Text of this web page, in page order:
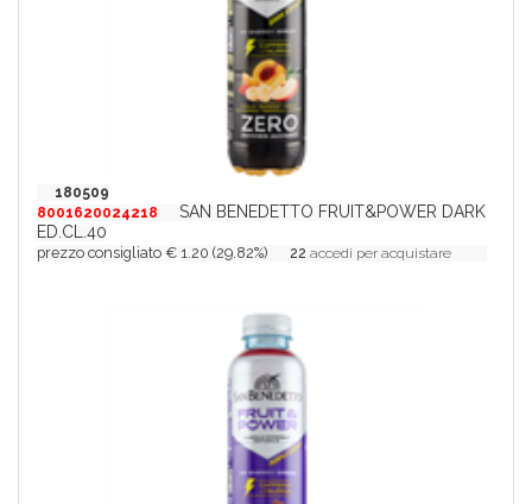
180509
8001620024218
SAN BENEDETTO FRUIT&POWER DARK
ED.CL.40
prezzo consigliato € 1.20 (29.82%) 22 accedi per acquistare